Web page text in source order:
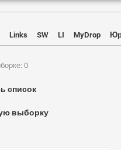
Links SW LI MyDrop
0
список
выборку